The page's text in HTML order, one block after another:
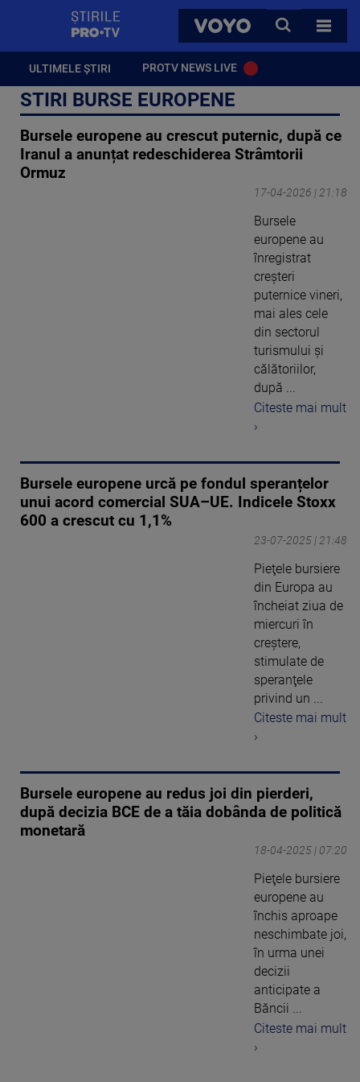
VOYO
CAUTA
TOATE
ULTIMELE ȘTIRI PROTV NEWS LIVE
STIRI BURSE EUROPENE
Bursele europene au crescut puternic, după ce
Iranul a anunțat redeschiderea Strâmtorii
Ormuz
17-04-2026 | 21:18
Bursele
europene au
înregistrat
creşteri
puternice vineri,
mai ales cele
din sectorul
turismului şi
călătoriilor,
după ...
Citeste mai mult
›
Bursele europene urcă pe fondul speranțelor
unui acord comercial SUA–UE. Indicele Stoxx
600 a crescut cu 1,1%
23-07-2025 | 21:48
Pieţele bursiere
din Europa au
încheiat ziua de
miercuri în
creştere,
stimulate de
speranţele
privind un ...
Citeste mai mult
›
Bursele europene au redus joi din pierderi,
după decizia BCE de a tăia dobânda de politică
monetară
18-04-2025 | 07:20
Pieţele bursiere
europene au
închis aproape
neschimbate joi,
în urma unei
decizii
anticipate a
Băncii ...
Citeste mai mult
›